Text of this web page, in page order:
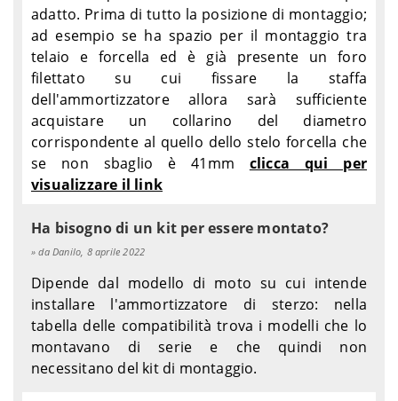
adatto. Prima di tutto la posizione di montaggio;
ad esempio se ha spazio per il montaggio tra
telaio e forcella ed è già presente un foro
filettato su cui fissare la staffa
dell'ammortizzatore allora sarà sufficiente
acquistare un collarino del diametro
corrispondente al quello dello stelo forcella che
se non sbaglio è 41mm clicca qui per
visualizzare il link
Ha bisogno di un kit per essere montato?
da Danilo, 8 aprile 2022
Dipende dal modello di moto su cui intende
installare l'ammortizzatore di sterzo: nella
tabella delle compatibilità trova i modelli che lo
montavano di serie e che quindi non
necessitano del kit di montaggio.